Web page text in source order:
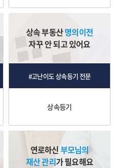
상속 부동산명의이전
자꾸 안 되고 있어요
#고난이도 상속등기 전문
상속등기
연로하신부모님의
재산 관리가 필요해요